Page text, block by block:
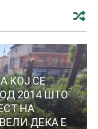
КОЈ СЕ
2014 ШТО
НА
ДЕКА Е